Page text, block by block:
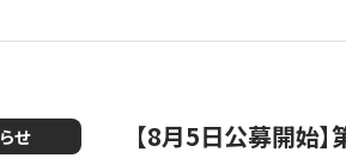
せ 【8月5日公募開始